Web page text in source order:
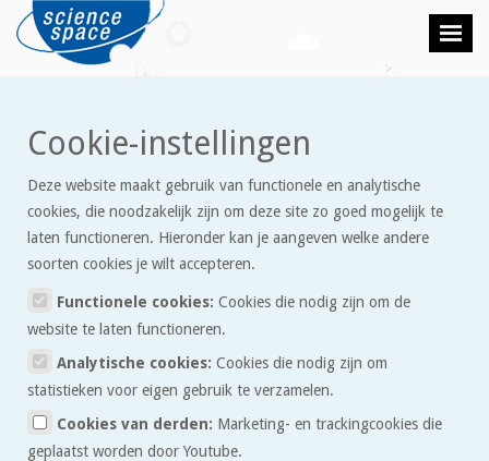
Disclaimer
Gebruik van enige informatie verkregen middels deze website
is voor risico van de gebruiker.
De Stichting Natuurkunde.nl spant zich in te waarborgen dat
content waarnaar wordt verwezen en waarin
daarentegen kan de Stichting Natuurkunde.nl niet
Cookie-instellingen
Deze website maakt gebruik van functionele en analytische
cookies, die noodzakelijk zijn om deze site zo goed mogelijk te
laten functioneren. Hieronder kan je aangeven welke andere
soorten cookies je wilt accepteren.
Functionele cookies: Cookies die nodig zijn om de
website te laten functioneren.
Analytische cookies: Cookies die nodig zijn om
statistieken voor eigen gebruik te verzamelen.
Cookies van derden: Marketing- en trackingcookies die
geplaatst worden door Youtube.